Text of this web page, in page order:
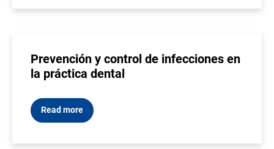
Prevención y control de infecciones en
la práctica dental
Read more